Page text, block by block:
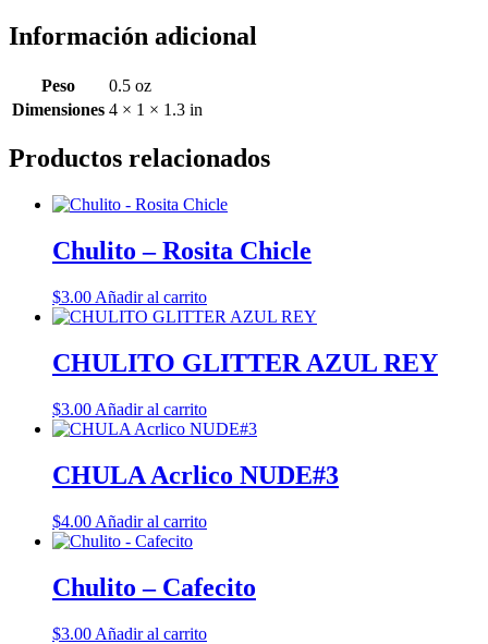
Información adicional
Peso
0.5 oz
Dimensiones 4 × 1 × 1.3 in
Productos relacionados
Chulito – Rosita Chicle
$3.00 Añadir al carrito
CHULITO GLITTER AZUL REY
$3.00 Añadir al carrito
CHULA Acrlico NUDE#3
$4.00 Añadir al carrito
Chulito – Cafecito
$3.00 Añadir al carrito